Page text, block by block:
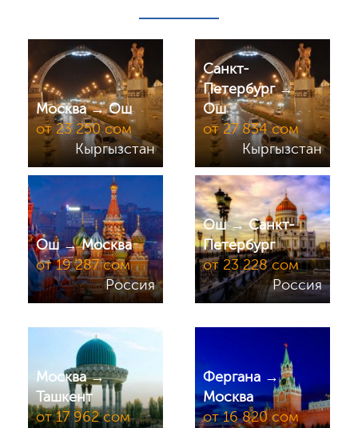
Москва → Ош
от 23 250 сом
Кыргызстан
Санкт-
Петербург →
Ош
от 27 834 сом
Кыргызстан
Ош → Москва
от 19 287 сом
Россия
Ош → Санкт-
Петербург
от 23 228 сом
Россия
Москва →
Ташкент
от 17 962 сом
Фергана →
Москва
от 16 820 сом